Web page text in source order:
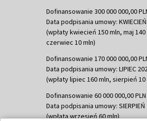
Dofinansowanie 300 000 000,00
Data podpisania umowy:
(wpłaty kwiecień 150 mln, maj 140
czerwiec 10 mln)
Dofinansowanie 170 000 000,00
Data podpisania umowy: LIPIEC
(wpłaty lipiec 160 mln, sierpień 10
Dofinansowanie 60 000 000,00 PLN
Data podpisania umowy: SIERPIEŃ
(wpłata wrzesień 60 mln)